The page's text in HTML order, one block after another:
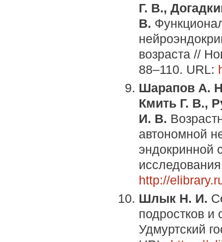
Г. В.,
В.
возраста //
88–110. URL:
Шарапов А.
Кмить Г. В.,
И. В.
автономной
эндокринной
http://
Шлык Н. И.
подростков
Удмуртский